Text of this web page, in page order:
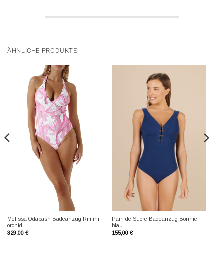
ÄHNLICHE PRODUKTE
Melissa Odabash Badeanzug Rimini
orchid
329,00 €
Pain de Sucre Badeanzug Bonnie
blau
155,00 €